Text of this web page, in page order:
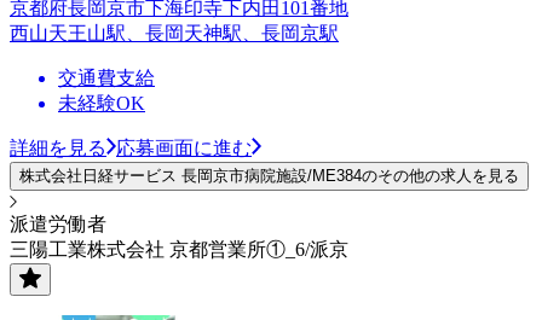
京都府長岡京市下海印寺下内田101番地
西山天王山駅、長岡天神駅、長岡京駅
交通費支給
未経験OK
詳細を見る 応募画面に進む
株式会社日経サービス 長岡京市病院施設/ME384のその他の求人を見る
派遣労働者
三陽工業株式会社 京都営業所①_6/派京